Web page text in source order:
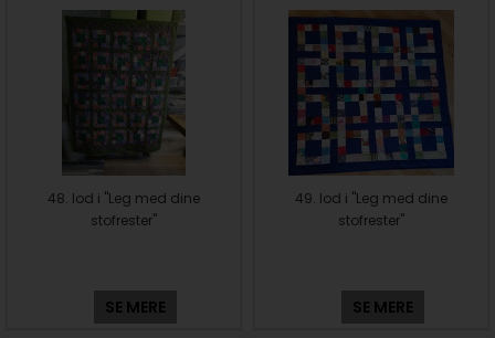
48. lod i "Leg med dine
stofrester"
SE MERE
49. lod i "Leg med dine
stofrester"
SE MERE